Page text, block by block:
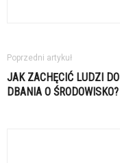
Poprzedni artykuł
JAK ZACHĘCIĆ LUDZI DO
DBANIA O ŚRODOWISKO?